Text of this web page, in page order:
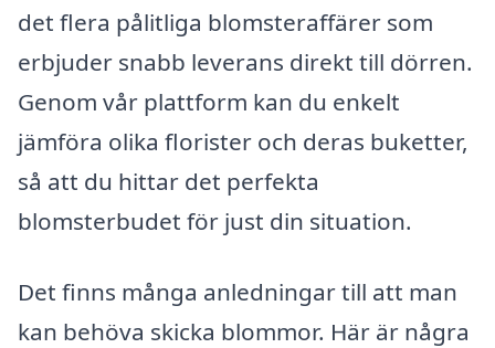
det flera pålitliga blomsteraffärer som
erbjuder snabb leverans direkt till dörren.
Genom vår plattform kan du enkelt
jämföra olika florister och deras buketter,
så att du hittar det perfekta
blomsterbudet för just din situation.
Det finns många anledningar till att man
kan behöva skicka blommor. Här är några